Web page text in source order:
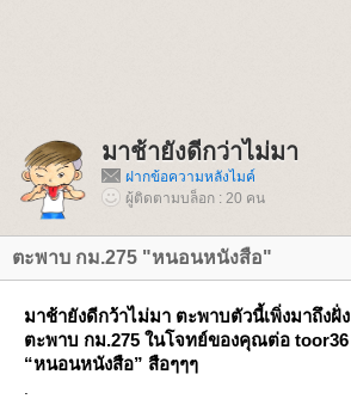
มาช้ายังดีกว่าไม่มา
ฝากข้อความหลังไมค์
ผู้ติดตามบล็อก : 20 คน
ตะพาบ กม.275 "หนอนหนังสือ"
มาช้ายังดีกว้าไม่มา ตะพาบตัวนี้เพิ่งมาถึงฝั่ง
ตะพาบ กม.275 ในโจทย์ของคุณต่อ toor36
“หนอนหนังสือ” สือๆๆๆ